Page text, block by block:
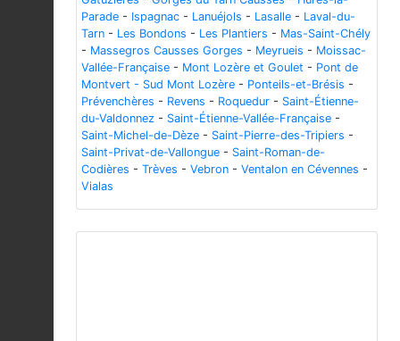
Parade - Ispagnac - Lanuéjols - Lasalle - Laval-du-
Tarn - Les Bondons - Les Plantiers - Mas-Saint-Chély
- Massegros Causses Gorges - Meyrueis - Moissac-
Vallée-Française - Mont Lozère et Goulet - Pont de
Montvert - Sud Mont Lozère - Ponteils-et-Brésis -
Prévenchères - Revens - Roquedur - Saint-Étienne-
du-Valdonnez - Saint-Étienne-Vallée-Française -
Saint-Michel-de-Dèze - Saint-Pierre-des-Tripiers -
Saint-Privat-de-Vallongue - Saint-Roman-de-
Codières - Trèves - Vebron - Ventalon en Cévennes -
Vialas